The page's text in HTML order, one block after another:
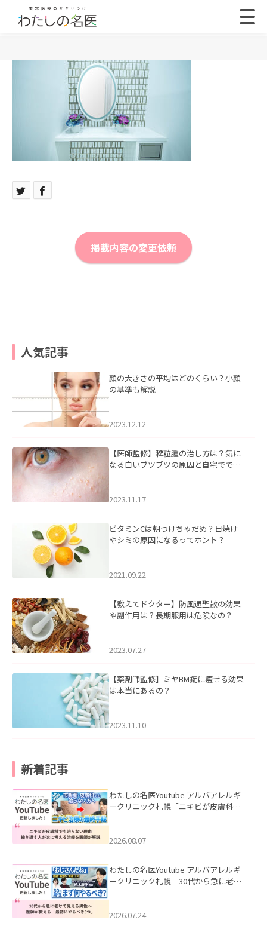
掲載内容の変更依頼
人気記事
顔の大きさの平均はどのくらい？小顔
の基準も解説
2023.12.12
【医師監修】稗粒腫の治し方は？気に
なる白いブツブツの原因と自宅ででき
2023.11.17
ビタミンCは朝つけちゃだめ？日焼け
やシミの原因になるってホント？
2021.09.22
【教えてドクター】防風通聖散の効果
や副作用は？長期服用は危険なの？
2023.07.27
【薬剤師監修】ミヤBM錠に痩せる効果
は本当にあるの？
2023.11.10
新着記事
わたしの名医Youtube アルバアレルギ
ークリニック札幌「ニキビが皮膚科で
ました。
2026.08.07
わたしの名医Youtube アルバアレルギ
ークリニック札幌「30代から急に老け
た。
2026.07.24